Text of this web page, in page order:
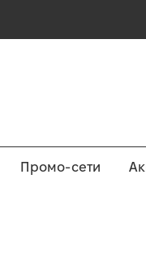
ПРОФЕСІЙНА
Промо-сети